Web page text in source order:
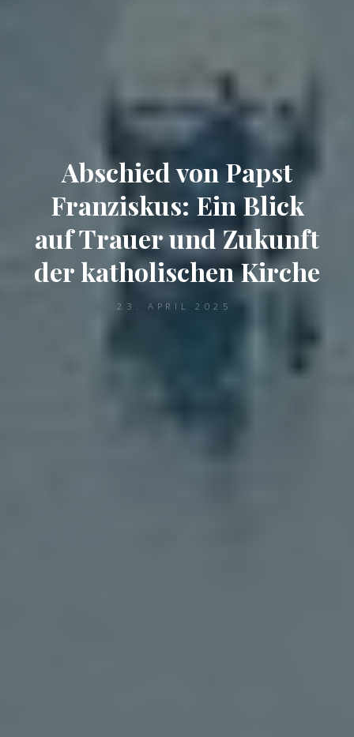
Abschied von Papst
Franziskus: Ein Blick
auf Trauer und Zukunft
der katholischen Kirche
23. APRIL 2025